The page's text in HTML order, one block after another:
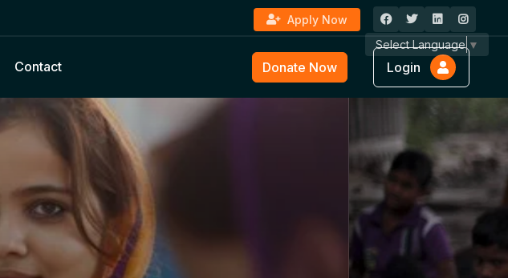
Apply Now
Select Language ▼
Contact Donate Now Login